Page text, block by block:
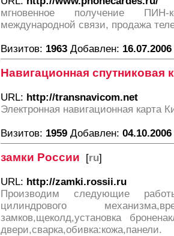
мгновенное получение
международной связи, продажа
Визитов: 1963 Добавлен: 16.07.2006
Навигационная спутниковая
URL: http://transnavicom.net
Электронная навигационная карта
Визитов: 1959 Добавлен: 04.10.2006
замки России [ru]
URL: http://zamki.rossii.ru
Производим следующие
цилиндрового
замков,щеколд,установка
двери,сварка,обивка:кожа,панели.